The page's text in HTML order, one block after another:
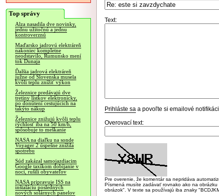
Top správy
Alza nasadila dve novinky,
jednu užitočnú a jednu
kontroverznú
Maďarsko jadrovú elektráreň
nakoniec kompletne
neodstavilo, Rumunsko mení
tok Dunaja
Ďalšia jadrová elektráreň
južne od Slovenska musela
kvôli teplu znížiť výkon
Železnice predávajú dve
tretiny lístkov elektronicky,
po donútení cestujúcich na
takýto nákup
Železnice znižujú kvôli teplu
rýchlosť iba na 50 km/h,
spôsobuje to meškanie
NASA na diaľku na sonde
Voyager 2 úspešne znížila
spotrebu
Súd zakázal samojazdiacim
Google taxíkom dobíjanie v
noci, rušili obyvateľov
NASA pripravuje ISS na
inštaláciu posledných
nových solárnych panelov
Text:
Prihláste sa a povoľte si emailové
Overovací text:
Pre overenie, že komentár sa nepridáva
Písmená musíte zadávať rovnako ako na
obrázok". V texte sa používajú iba znaky